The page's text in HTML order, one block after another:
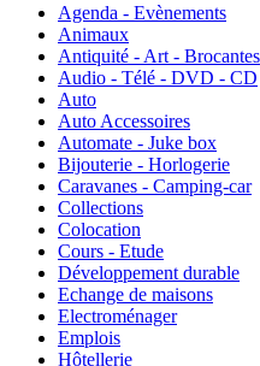
Agenda - Evènements
Animaux
Antiquité - Art - Brocantes
Audio - Télé - DVD - CD
Auto
Auto Accessoires
Automate - Juke box
Bijouterie - Horlogerie
Caravanes - Camping-car
Collections
Colocation
Cours - Etude
Développement durable
Echange de maisons
Electroménager
Emplois
Hôtellerie